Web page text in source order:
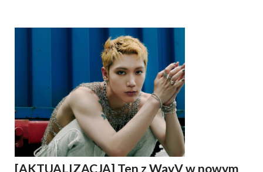
[AKTUALIZACJA] Ten z WayV w nowym